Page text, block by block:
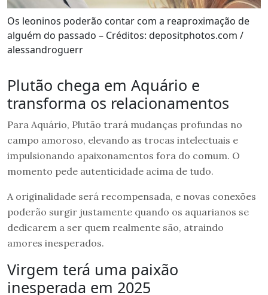
Os leoninos poderão contar com a reaproximação de
alguém do passado – Créditos: depositphotos.com /
alessandroguerr
Plutão chega em Aquário e
transforma os relacionamentos
Para Aquário, Plutão trará mudanças profundas no
campo amoroso, elevando as trocas intelectuais e
impulsionando apaixonamentos fora do comum. O
momento pede autenticidade acima de tudo.
A originalidade será recompensada, e novas conexões
poderão surgir justamente quando os aquarianos se
dedicarem a ser quem realmente são, atraindo
amores inesperados.
Virgem terá uma paixão
inesperada em 2025